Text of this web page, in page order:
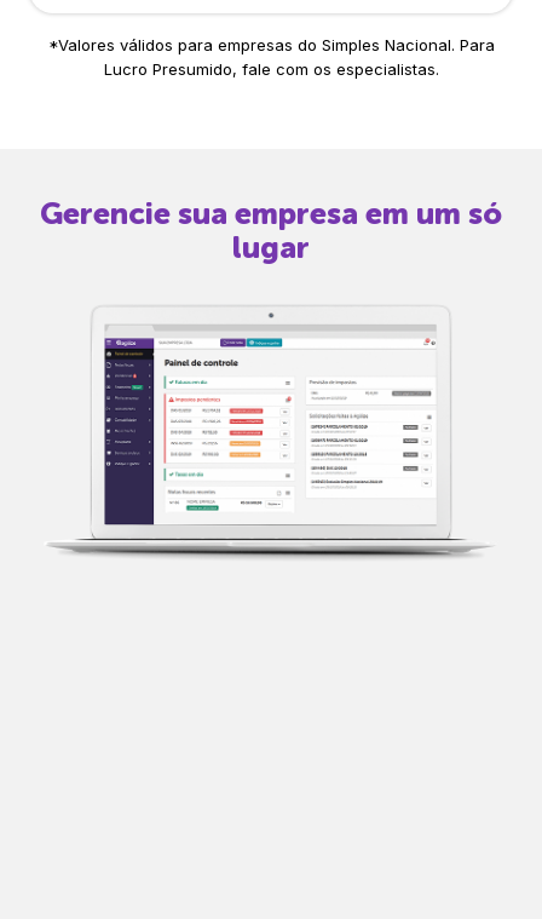
*Valores válidos para empresas do Simples Nacional. Para
Lucro Presumido, fale com os especialistas.
Gerencie sua empresa em um só
lugar